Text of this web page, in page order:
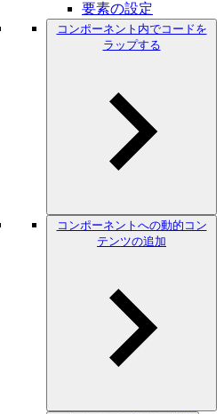
要素の設定
コンポーネント内でコードを
ラップする
コンポーネントへの動的コン
テンツの追加